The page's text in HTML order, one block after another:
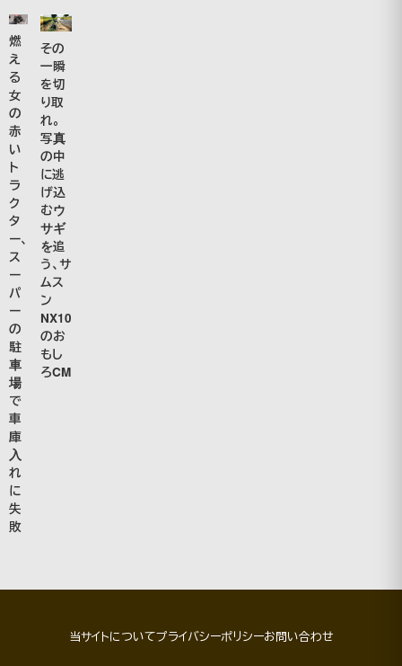
燃
え
る
女
の
赤
い
ト
ラ
ク
タ
ー、
ス
ー
パ
ー
の
駐
車
場
で
車
庫
入
れ
に
失
敗
その
一瞬
を切
り取
れ。
写真
の中
に逃
げ込
むウ
サギ
を追
う、サ
ムス
ン
NX10
のお
もし
ろCM
当サイトについてプライバシーポリシーお問い合わせ